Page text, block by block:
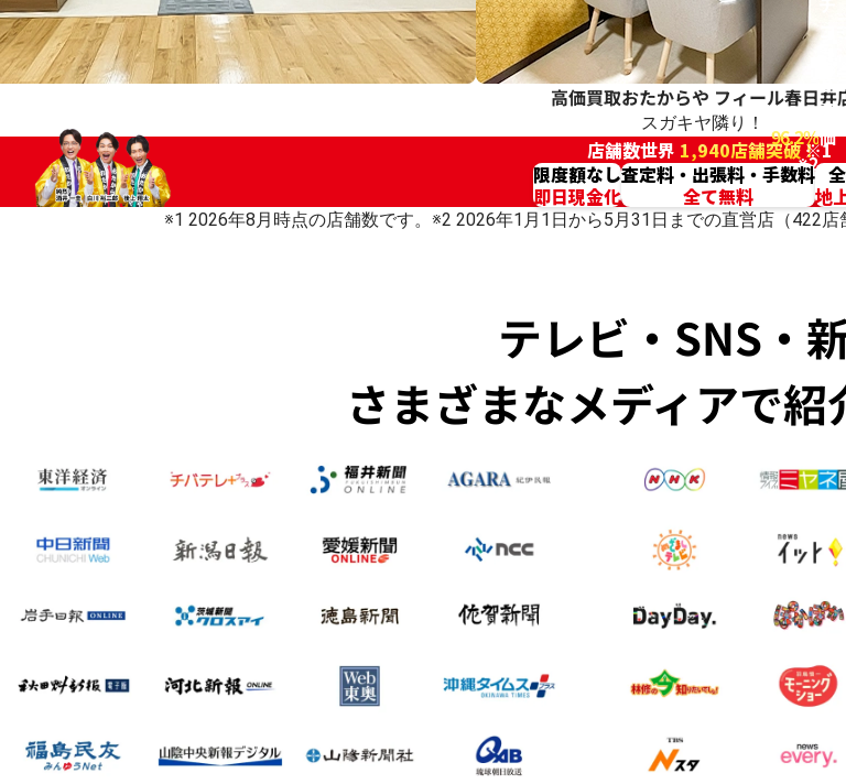
高価買取おたからや フィール春日井
スガキヤ隣り！
店舗数世界 1,940店舗突破！※1
高
評
価
96.2%
※2
限度額なし
即日現金化
査定料・出張料・手数料
全て無料
地
※1 2026年8月時点の店舗数です。 ※2 2026年1月1日から5月31日までの直営店（422
テレビ・SNS・
さまざまなメディアで紹